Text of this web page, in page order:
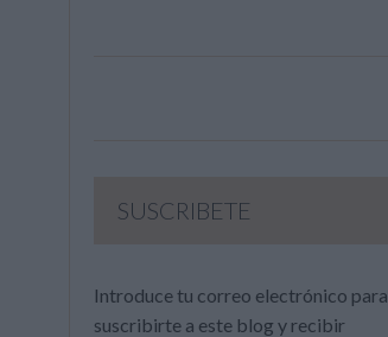
SUSCRIBETE
Introduce tu correo electrónico para
suscribirte a este blog y recibir